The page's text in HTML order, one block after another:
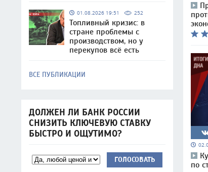
01.08.2026 19:51 252
Топливный кризис: в
стране проблемы с
производством, но у
перекупов всё есть
ВСЕ ПУБЛИКАЦИИ
ДОЛЖЕН ЛИ БАНК РОССИИ
СНИЗИТЬ КЛЮЧЕВУЮ СТАВКУ
БЫСТРО И ОЩУТИМО?
ГОЛОСОВАТЬ
по